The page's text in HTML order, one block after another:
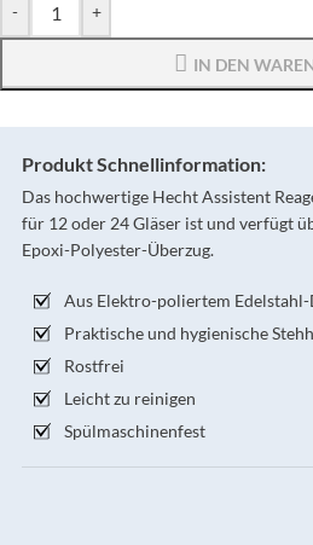
- +
IN DEN
Produkt Schnellinformation:
Das hochwertige Hecht Assistent
für 12 oder 24 Gläser ist und verfügt
Epoxi-Polyester-Überzug.
Aus Elektro-poliertem
Praktische und hygienische
Rostfrei
Leicht zu reinigen
Spülmaschinenfest